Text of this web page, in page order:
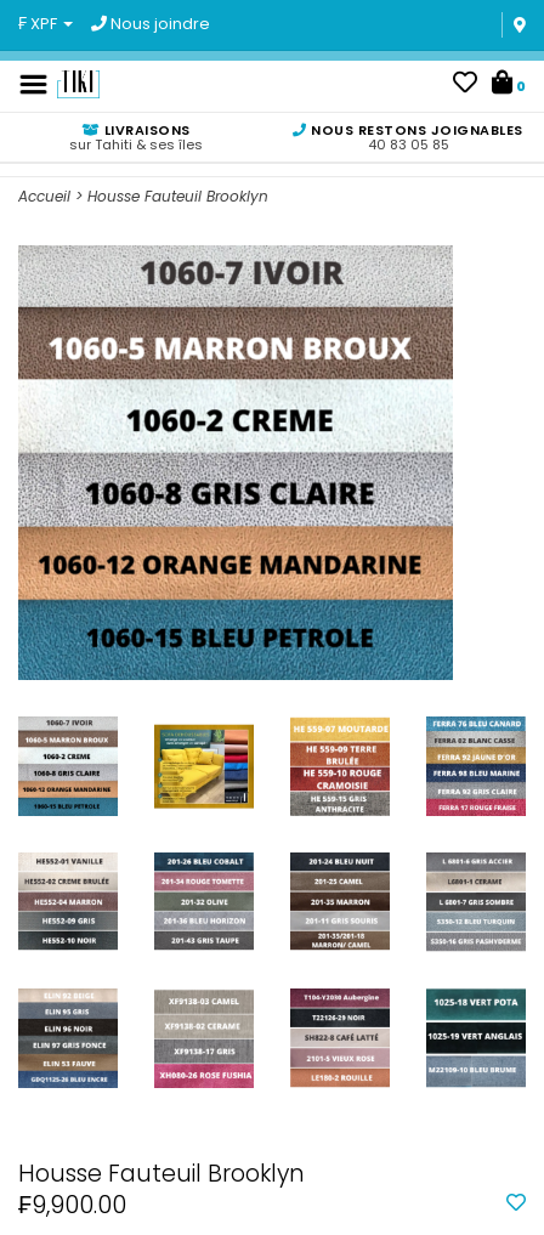
₣ XPF Nous joindre
0
LIVRAISONS
sur Tahiti & ses îles
NOUS RESTONS JOIGNABLES
40 83 05 85
Accueil > Housse Fauteuil Brooklyn
Housse Fauteuil Brooklyn
₣9,900.00